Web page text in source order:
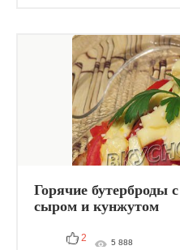
Горячие бутерброды
сыром и кунжутом
2 5 888